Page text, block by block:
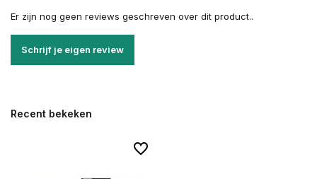
Er zijn nog geen reviews geschreven over dit product..
Schrijf je eigen review
Recent bekeken